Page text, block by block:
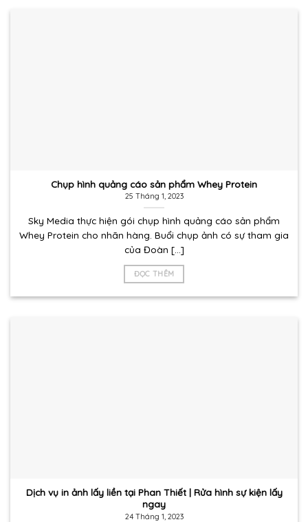
Chụp hình quảng cáo sản phẩm Whey Protein
25 Tháng 1, 2023
Sky Media thực hiện gói chụp hình quảng cáo sản phẩm
Whey Protein cho nhãn hàng. Buổi chụp ảnh có sự tham gia
của Đoàn [...]
ĐỌC THÊM
Dịch vụ in ảnh lấy liền tại Phan Thiết | Rửa hình sự kiện lấy
ngay
24 Tháng 1, 2023